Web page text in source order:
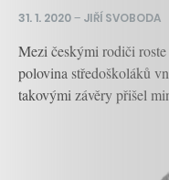
31. 1. 2020– JIŘÍ SVOBODA
Mezi českými rodiči
polovina středoškoláků
takovými závěry přišel